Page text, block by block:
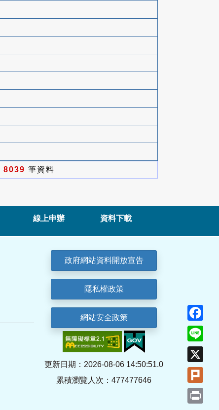
8039 筆資料
線上申辦 資料下載
政府網站資料開放宣告
隱私權政策
網站安全政策
更新日期：2026-08-06 14:50:51.0
累積瀏覽人次：477477646